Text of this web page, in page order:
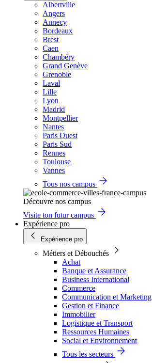
Albertville
Angers
Annecy
Bordeaux
Brest
Caen
Chambéry
Grand Genève
Grenoble
Laval
Lille
Lyon
Madrid
Montpellier
Nantes
Paris Ouest
Paris Sud
Rennes
Toulouse
Vannes
Tous nos campus
Découvre nos campus
Visite ton futur campus
Expérience pro
Expérience pro
Métiers et Débouchés
Achat
Banque et Assurance
Business International
Commerce
Communication et Marketing
Gestion et Finance
Immobilier
Logistique et Transport
Ressources Humaines
Social et Environnement
Tous les secteurs